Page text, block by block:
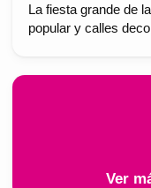
La fiesta grande de
popular y calles
Ver